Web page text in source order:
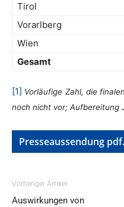
Tirol
Vorarlberg
Wien
Gesamt
[1] Vorläufige Zahl, die
noch nicht vor; Aufbereitung
Presseaussendung pdf.
Vorheriger Artikel
Auswirkungen von